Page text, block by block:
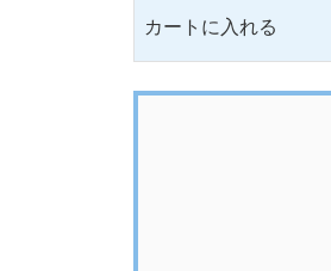
カートに入れる